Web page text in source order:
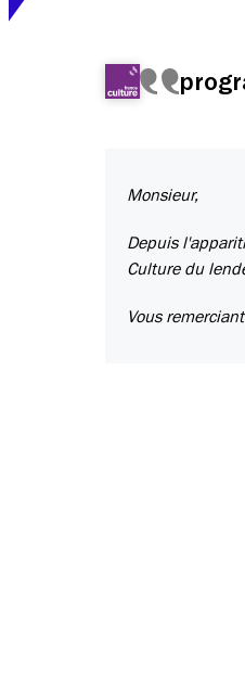
Monsieur,
Depuis
Culture du
Vous